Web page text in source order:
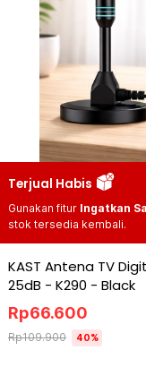
Terjual Habis
Gunakan fitur Ingatkan
stok tersedia kembali.
KAST Antena TV
25dB - K290 - Black
Rp66.600
Rp109.900 40%